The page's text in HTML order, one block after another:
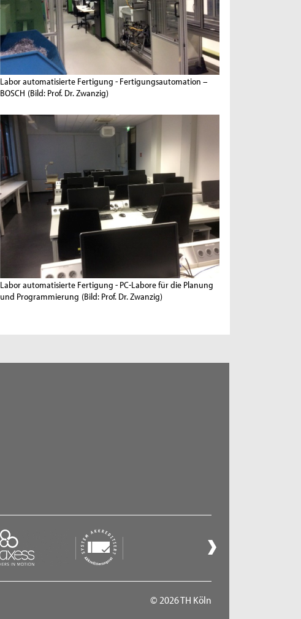
Labor automatisierte Fertigung - Fertigungsautomation –
BOSCH (Bild: Prof. Dr. Zwanzig)
Labor automatisierte Fertigung - PC-Labore für die Planung
und Programmierung (Bild: Prof. Dr. Zwanzig)
© 2026 TH Köln